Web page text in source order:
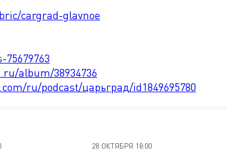
cargrad-glavnoe
album/38934736
ru/podcast/царьград/id1849695780
28 ОКТЯБРЯ 18:00